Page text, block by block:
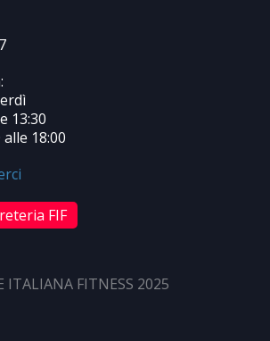
13:30
18:00
FIF
ITALIANA FITNESS 2025